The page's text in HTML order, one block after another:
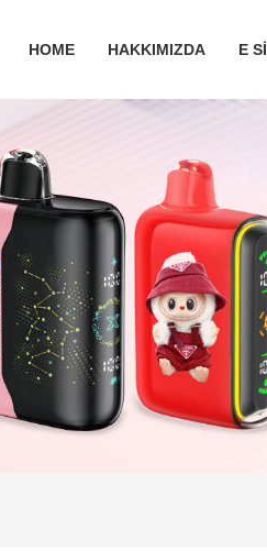
HOME HAKKIMIZDA E